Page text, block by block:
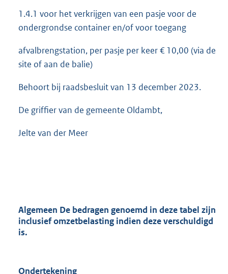
1.4.1 voor het verkrijgen van een pasje voor de
ondergrondse container en/of voor toegang
afvalbrengstation, per pasje per keer € 10,00 (via de
site of aan de balie)
Behoort bij raadsbesluit van 13 december 2023.
De griffier van de gemeente Oldambt,
Jelte van der Meer
Algemeen De bedragen genoemd in deze tabel zijn
inclusief omzetbelasting indien deze verschuldigd
is.
Ondertekening